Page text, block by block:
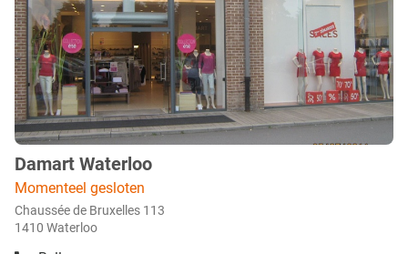
toets
voor
meer
info
boetiek
:
Damart Waterloo
Momenteel gesloten
Chaussée de Bruxelles 113
1410 Waterloo